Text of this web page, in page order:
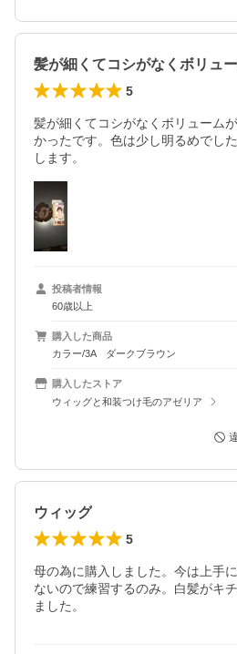
5
髪が細くてコシがなくボリューム
かったです。色は少し明るめでし
します。
投稿者情報
60歳以上
購入した商品
カラー/3A ダークブラウン
購入したストア
ウィッグと和装つけ毛のアゼリア
ウィッグ
5
母の為に購入しました。今は上手
ないので練習するのみ。白髪がキ
ました。